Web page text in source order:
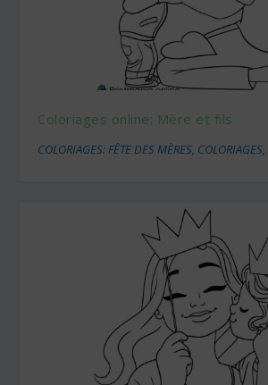
Coloriages online: Mère et fils
COLORIAGES: FÊTE DES MÈRES COLORIAGES